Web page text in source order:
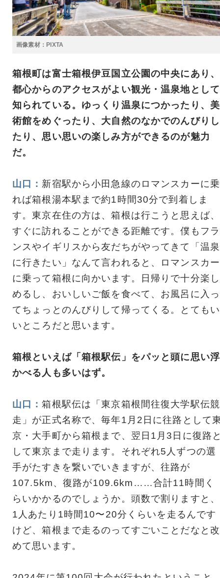
画像素材：PIXTA
箱根町は富士箱根伊豆国立公園の中央にあり、
都心からのアクセスがよい観光・温泉地として
知られている。ゆっくり温泉につかったり、美
術館をめぐったり、大自然のなかでのんびりし
たり、思い思いの楽しみ方ができるのが魅力
だ。
山口： 新宿駅から小田急線のロマンスカーに乗
れば箱根湯本駅まで約1時間30分で到着しま
す。東京在住の方は、箱根は行こうと思えば、
すぐに訪れることができる距離です。僕もフラ
ンスやイギリスから友だちがやってきて「温泉
に行きたい」なんて言われると、ロマンスカー
に乗って箱根に向かいます。日帰りで十分楽し
めるし、おいしいご飯を食べて、お風呂に入っ
てちょっとのんびりして帰ってくる。とてもい
いところだと思います。
箱根といえば「箱根駅伝」をパッと頭に思い浮
かべる人も多いはず。
山口：箱根駅伝は「東京箱根間往復大学駅伝競
走」が正式名称で、毎年1月2日に往路として
京・大手町から箱根まで、翌日1月3日に復路
して東京まで走ります。それぞれ5人ずつの選
手がたすきを繋いでいきますが、往路が
107.5km、復路が109.6km……合計11時間く
らいかかるのでしょうか。頭数で割りますと、
1人あたり1時間10〜20分くらいを走るんです
けど、箱根まで走るのってすごいことだなと改
めて思います。